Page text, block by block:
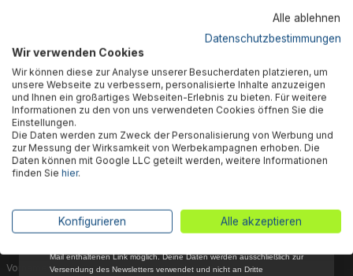
🎉 Jetzt den Newsletter
abonnieren & 5% Rabatt
sichern!
Dein Vorteil wartet schon auf Dich: Mit der Anmeldung
Gutschein auf nicht reduzierte Ware für Deinen
nächsten Einkauf.
Vorname Nachname
Alle ablehnen
Datenschutzbestimmungen
Wir verwenden Cookies
Wir können diese zur Analyse unserer Besucherdaten platzieren, um
unsere Webseite zu verbessern, personalisierte Inhalte anzuzeigen
und Ihnen ein großartiges Webseiten-Erlebnis zu bieten. Für weitere
Informationen zu den von uns verwendeten Cookies öffnen Sie die
Einstellungen.
Die Daten werden zum Zweck der Personalisierung von Werbung und
zur Messung der Wirksamkeit von Werbekampagnen erhoben. Die
Daten können mit Google LLC geteilt werden, weitere Informationen
finden Sie hier.
Konfigurieren Alle akzeptieren
FÜR DICH
Abonniere jetzt unseren kostenlosen
Newsletter, verpasse keine Neuigkeiten und
Aktionen mehr und sichere Dir 5 %
Willkommensrabatt auf nicht reduzierte Ware
bei Deiner ersten Bestellung !*
Email
*Mit der Anmeldung zum Newsletter stimmst du zu, regelmäßig per E-
Mail über aktuelle Angebote, Aktionen und Produktneuheiten
Mail enthaltenen Link möglich. Deine Daten werden ausschließlich zur
Versendung des Newsletters verwendet und nicht an Dritte